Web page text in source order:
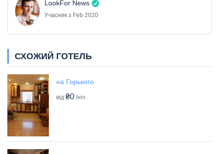
LookFor News
Учасник з Feb 2020
СХОЖИЙ ГОТЕЛЬ
на Горького
від ₴0 /ніч